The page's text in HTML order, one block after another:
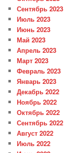
Сентябрь 2023
Июль 2023
Июнь 2023
Май 2023
Апрель 2023
Март 2023
Февраль 2023
Январь 2023
Декабрь 2022
Ноябрь 2022
Октябрь 2022
Сентябрь 2022
Август 2022
Июль 2022